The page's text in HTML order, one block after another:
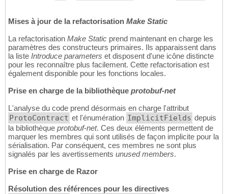
Mises à jour de la refactorisation Make Static
La refactorisation Make Static prend maintenant en charge les
paramètres des constructeurs primaires. Ils apparaissent dans
la liste Introduce parameters et disposent d'une icône distincte
pour les reconnaître plus facilement. Cette refactorisation est
également disponible pour les fonctions locales.
Prise en charge de la bibliothèque protobuf-net
L'analyse du code prend désormais en charge l'attribut
ProtoContract et l'énumération ImplicitFields depuis
la bibliothèque protobuf-net. Ces deux éléments permettent de
marquer les membres qui sont utilisés de façon implicite pour la
sérialisation. Par conséquent, ces membres ne sont plus
signalés par les avertissements unused members.
Prise en charge de Razor
Résolution des références pour les directives